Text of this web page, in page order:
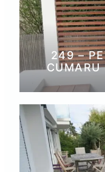
249 –
CUMARU